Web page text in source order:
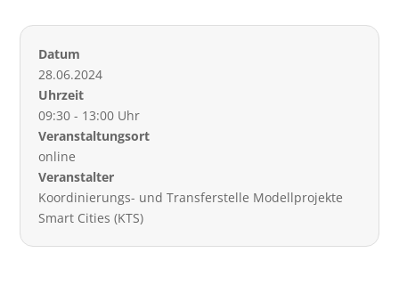
Datum
28.06.2024
Uhrzeit
09:30 - 13:00 Uhr
Veranstaltungsort
online
Veranstalter
Koordinierungs- und Transferstelle Modellprojekte
Smart Cities (KTS)